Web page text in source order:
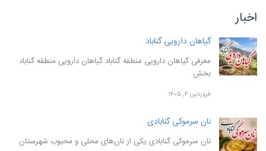
اخبار
گیاهان دارویی گناباد
معرفی گیاهان دارویی منطقه گناباد گیاهان دارویی منطقه گناباد
بخش
فروردین ۴, ۱۴۰۵
نان سرموکی گنابادی
نان سرموکی گنابادی یکی از نان‌های محلی و محبوب شهرستان